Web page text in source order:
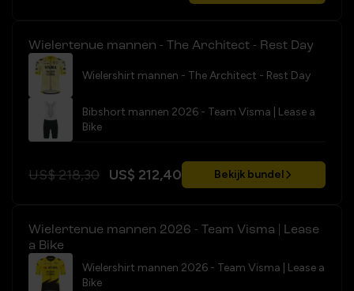
Wielertenue mannen - The Architect - Rest Day
Wielershirt mannen - The Architect - Rest Day
Bibshort mannen 2026 - Team Visma | Lease a
Bike
US$ 218,30 US$ 212,40 Bekijk bundel
Wielertenue mannen 2026 - Team Visma | Lease
a Bike
Wielershirt mannen 2026 - Team Visma | Lease a
Bike